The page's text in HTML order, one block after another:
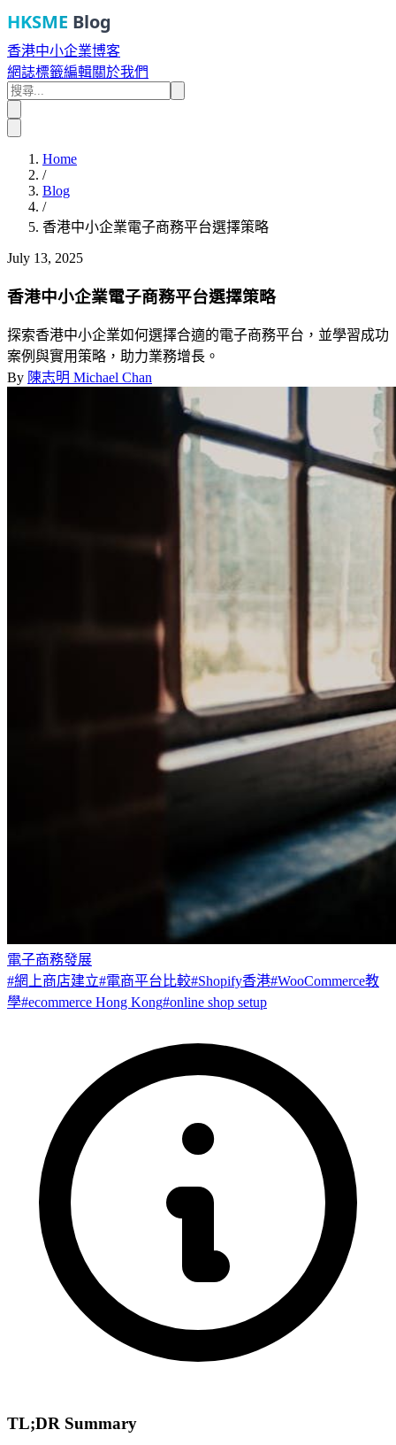
HKSME Blog
香港中小企業博客
網誌標籤編輯關於我們
Home
/
Blog
/
香港中小企業電子商務平台選擇策略
July 13, 2025
香港中小企業電子商務平台選擇策略
探索香港中小企業如何選擇合適的電子商務平台，並學習成功
案例與實用策略，助力業務增長。
By 陳志明 Michael Chan
電子商務發展
#網上商店建立#電商平台比較#Shopify香港#WooCommerce教
學#ecommerce Hong Kong#online shop setup
TL;DR Summary